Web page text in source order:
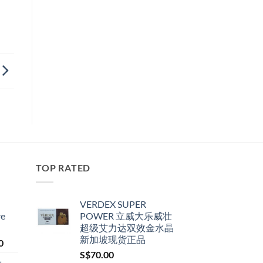
Price
TOP RATED
VERDEX SUPER
POWER 立威大乐威壮
超级艾力达双效金水晶
新加坡现货正品
S$70.00